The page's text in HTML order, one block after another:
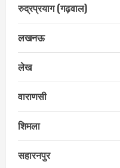
रुद्रप्रयाग (गढ़वाल)
लखनऊ
लेख
वाराणसी
शिमला
सहारनपुर